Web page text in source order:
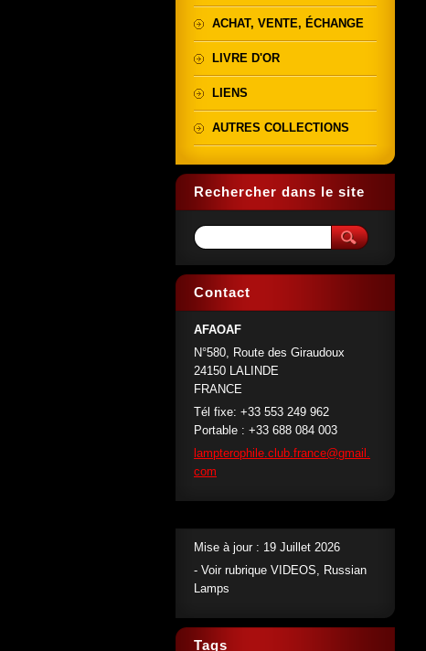
ACHAT, VENTE, ÉCHANGE
LIVRE D'OR
LIENS
AUTRES COLLECTIONS
Rechercher dans le site
Contact
AFAOAF
N°580, Route des Giraudoux
24150 LALINDE
FRANCE
Tél fixe: +33 553 249 962
Portable : +33 688 084 003
lampterophile.cl ub.france@gmail.
com
Mise à jour : 19 Juillet 2026
- Voir rubrique VIDEOS, Russian
Lamps
Tags